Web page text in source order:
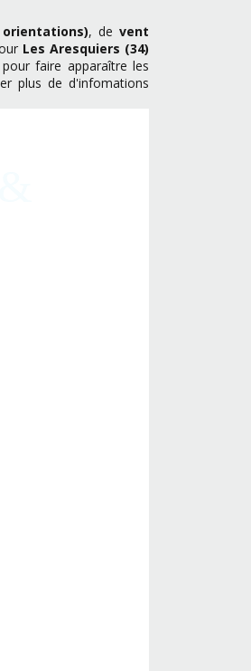
, devent
Les Aresquiers (34)
faire apparaître les
plus de d'infomations